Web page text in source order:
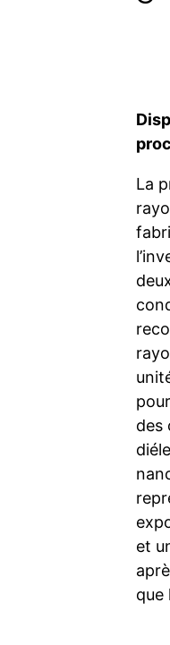
La
des
et
que